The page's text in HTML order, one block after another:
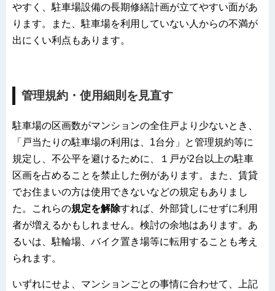
やすく、駐車場設備の長期修繕計画が立てやすい面があ
ります。また、駐車場を利用していない人からの不満が
出にくい利点もあります。
管理規約・使用細則を見直す
駐車場の区画数がマンションの全住戸より少ないとき、
「戸当たりの駐車場の利用は、1台分」と管理規約等に
規定し、不公平を避けるために、１戸が2台以上の駐車
区画を占めることを禁止した例があります。また、賃貸
でお住まいの方は使用できないなどの規定もありまし
た。これらの規定を解除すれば、外部貸しにせずに利用
者が増えるかもしれません。検討の余地はあります。あ
るいは、駐輪場、バイク置き場等に転用することも考え
られます。
いずれにせよ、マンションごとの事情に合わせて、上記